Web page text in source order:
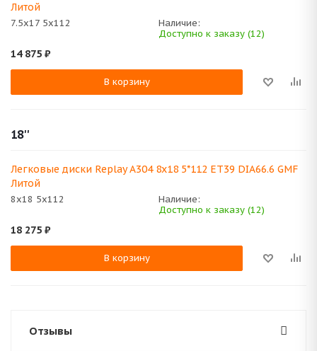
Литой
7.5x17 5x112
Наличие:
Доступно к заказу (12)
14 875 ₽
В корзину
18''
Легковые диски Replay A304 8x18 5*112 ET39 DIA66.6 GMF
Литой
8x18 5x112
Наличие:
Доступно к заказу (12)
18 275 ₽
В корзину
Отзывы